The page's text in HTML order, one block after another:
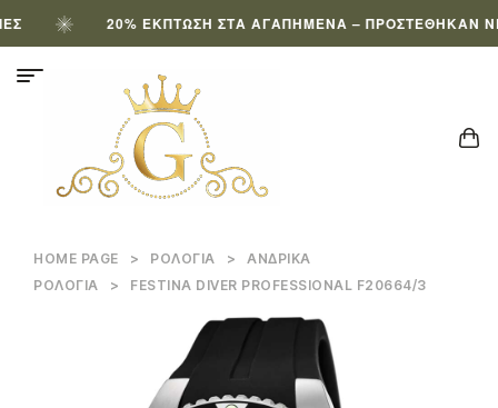
20% ΈΚΠΤΩΣΗ ΣΤΑ ΑΓΑΠΗΜΈΝΑ – ΠΡΟΣΤΈΘΗΚΑΝ ΝΈΑ
HOME PAGE > ΡΟΛΌΓΙΑ >
ΑΝΔΡΙΚΆ
ΡΟΛΌΓΙΑ
> FESTINA DIVER PROFESSIONAL F20664/3